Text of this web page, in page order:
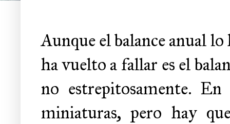
Aunque el balance anual lo
ha vuelto a fallar es el
no estrepitosamente.
miniaturas, pero hay